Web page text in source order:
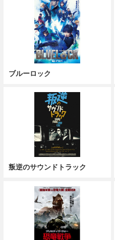
ブルーロック
叛逆のサウンドトラック